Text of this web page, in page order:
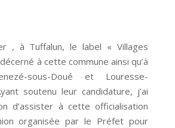
, à Tuffalun, le label « Villages
à cette commune ainsi qu’à
sous-Doué et Louresse-
soutenu leur candidature, j’ai
d’assister à cette officialisation
organisée par le Préfet pour